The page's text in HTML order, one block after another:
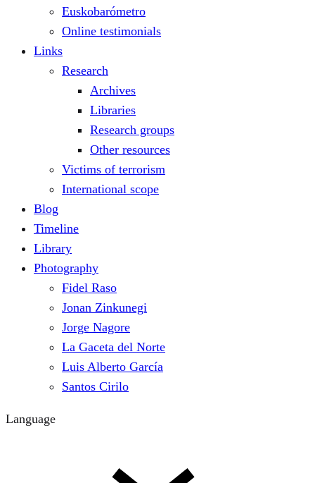
Euskobarómetro
Online testimonials
Links
Research
Archives
Libraries
Research groups
Other resources
Victims of terrorism
International scope
Blog
Timeline
Library
Photography
Fidel Raso
Jonan Zinkunegi
Jorge Nagore
La Gaceta del Norte
Luis Alberto García
Santos Cirilo
Language